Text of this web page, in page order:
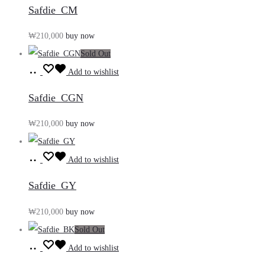
니
담
기
Safdie_CM
₩210,000 buy now
Sold Out
장
니
담
기
Add to wishlist
Safdie_CGN
₩210,000 buy now
장
니
담
기
Add to wishlist
Safdie_GY
₩210,000 buy now
Sold Out
장
Add to wishlist